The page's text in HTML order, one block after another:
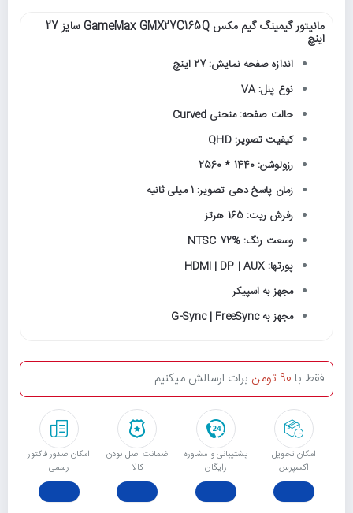
مانیتور گیمینگ گیم مکس GameMax GMX27C165Q سایز 27
اینچ
اندازه صفحه نمایش: 27 اینچ
نوع پنل: VA
حالت صفحه: منحنی Curved
کیفیت تصویر: QHD
رزولوشن: 1440 * 2560
زمان پاسخ دهی تصویر: 1 میلی ثانیه
رفرش ریت: 165 هرتز
وسعت رنگ: NTSC 72%
پورتها: HDMI | DP | AUX
مجهز به اسپیکر
مجهز به G-Sync | FreeSync
امکان تحویل
اکسپرس
پشتیبانی و مشاوره
رایگان
ﺿﻤﺎﻧﺖ اﺻﻞ ﺑﻮدن
ﮐﺎﻟﺎ
امکان صدور فاکتور
رسمی
فقط با 90 تومن برات ارسالش میکنیم